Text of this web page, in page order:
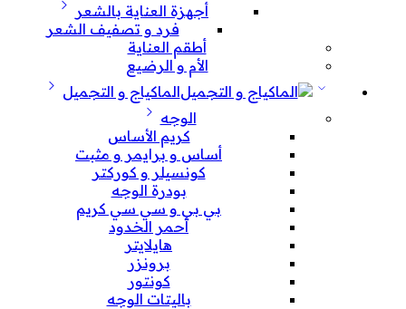
أجهزة العناية بالشعر
فرد و تصفيف الشعر
أطقم العناية
الأم و الرضيع
الماكياج و التجميل
الوجه
كريم الأساس
أساس و برايمر و مثبت
كونسيلر و كوركتر
بودرة الوجه
بي بي و سي سي كريم
أحمر الخدود
هايلايتر
برونزر
كونتور
باليتات الوجه